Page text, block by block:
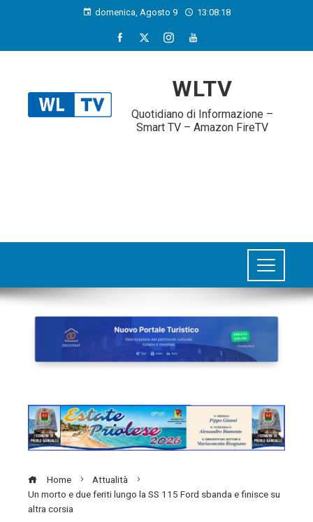
domenica, Agosto 9 13:08:19
WLTV
Quotidiano di Informazione –
Smart TV – Amazon FireTV
Home
Attualità
Un morto e due feriti lungo la SS 115 Ford sbanda e finisce su
altra corsia